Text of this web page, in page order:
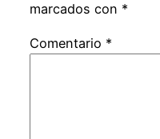
marcados con *
Comentario *